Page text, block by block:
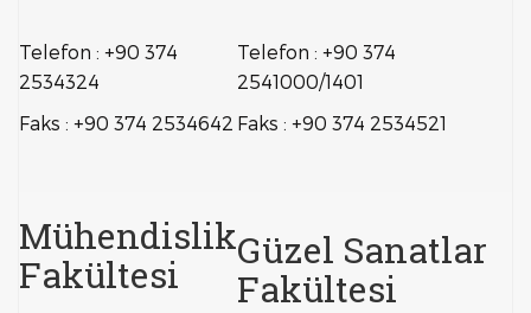
Telefon : +90 374
2534324
Faks : +90 374 2534642
Telefon : +90 374
2541000/1401
Faks : +90 374 2534521
Mühendislik
Fakültesi
Güzel Sanatlar
Fakültesi